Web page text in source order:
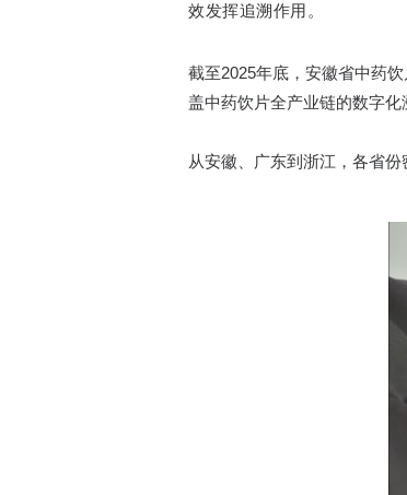
效发挥追溯作用。
截至2025年底，安徽省中药
盖中药饮片全产业链的数字化
从安徽、广东到浙江，各省